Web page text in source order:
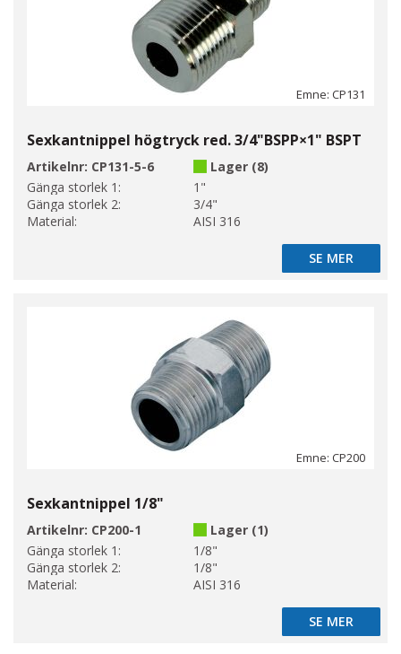
Emne: CP131
Sexkantnippel högtryck red. 3/4"BSPP×1" BSPT
Artikelnr: CP131-5-6
Lager (8)
Gänga storlek 1:
1"
Gänga storlek 2:
3/4"
Material:
AISI 316
SE MER
SE MER
Emne: CP200
Sexkantnippel 1/8"
Artikelnr: CP200-1
Lager (1)
Gänga storlek 1:
1/8"
Gänga storlek 2:
1/8"
Material:
AISI 316
SE MER
SE MER